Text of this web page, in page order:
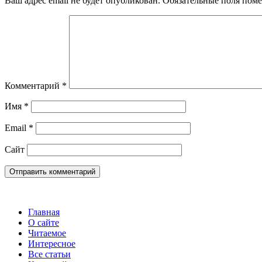
Комментарий *
Имя *
Email *
Сайт
Главная
О сайте
Читаемое
Интересное
Все статьи